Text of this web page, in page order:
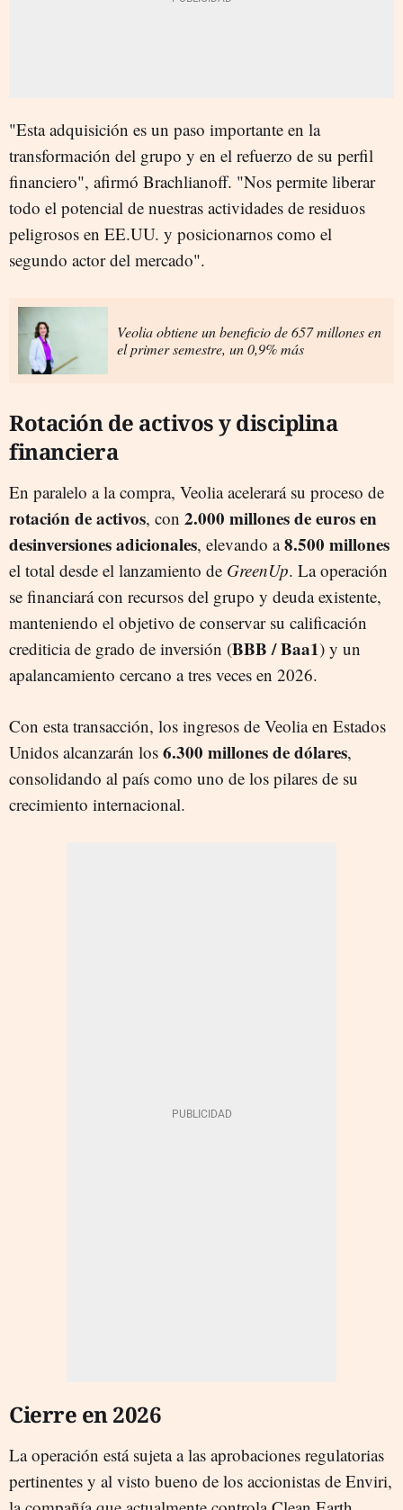
"Esta adquisición es un paso importante en la
transformación del grupo y en el refuerzo de su perfil
financiero", afirmó Brachlianoff. "Nos permite liberar
todo el potencial de nuestras actividades de residuos
peligrosos en EE.UU. y posicionarnos como el
segundo actor del mercado".
Veolia obtiene un beneficio de 657 millones en
el primer semestre, un 0,9% más
Rotación de activos y disciplina
financiera
En paralelo a la compra, Veolia acelerará su proceso de
rotación de activos, con 2.000 millones de euros en
desinversiones adicionales, elevando a8.500 millones
el total desde el lanzamiento de GreenUp. La operación
se financiará con recursos del grupo y deuda existente,
manteniendo el objetivo de conservar su calificación
crediticia de grado de inversión (BBB / Baa1) y un
apalancamiento cercano a tres veces en 2026.
Con esta transacción, los ingresos de Veolia en Estados
Unidos alcanzarán los 6.300 millones de dólares,
consolidando al país como uno de los pilares de su
crecimiento internacional.
Cierre en 2026
La operación está sujeta a las aprobaciones regulatorias
pertinentes y al visto bueno de los accionistas de Enviri,